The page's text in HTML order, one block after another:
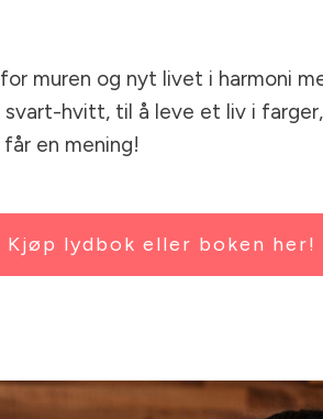
muren og nyt livet i harmoni
hvitt, til å leve et liv i
en mening!
Kjøp lydbok eller boken her!